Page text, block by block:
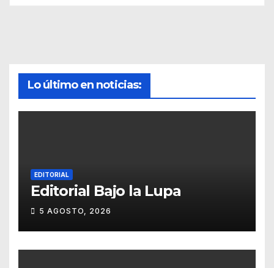
Lo último en noticias:
EDITORIAL
Editorial Bajo la Lupa
5 AGOSTO, 2026